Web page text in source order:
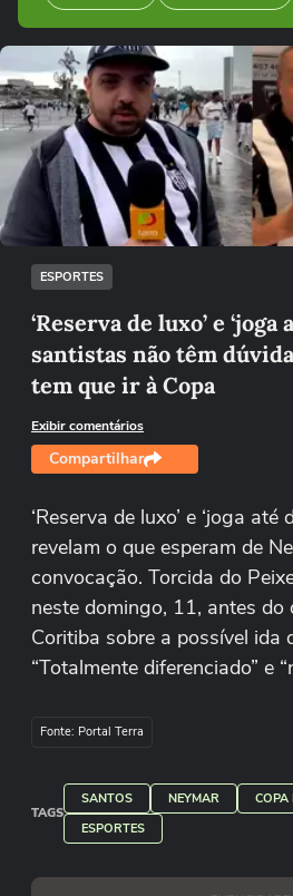
Ops!
Não foi possível
Tentar novamente
ESPORTES
‘Reserva de luxo’ e ‘joga
santistas não têm
tem que ir à Copa
Exibir comentários
Compartilhar
‘Reserva de luxo’ e ‘joga até
revelam o que esperam de
convocação. Torcida do
neste domingo, 11, antes do
Coritiba sobre a possível ida
“Totalmente diferenciado” e
camisa 10 do clube. Raul
Fonte: Portal Terra
TAGS
SANTOS NEYMAR
ESPORTES